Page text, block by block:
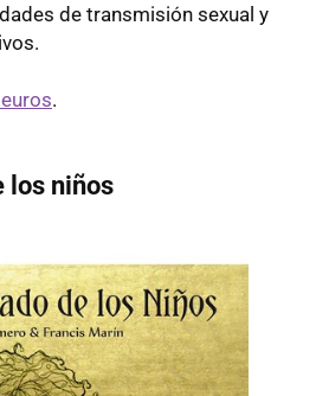
de transmisión sexual y
.
los niños